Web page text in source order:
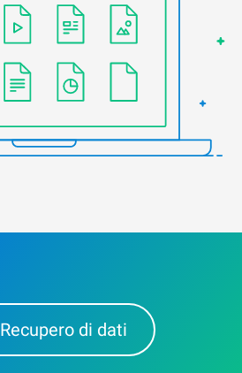
Recupero di dati